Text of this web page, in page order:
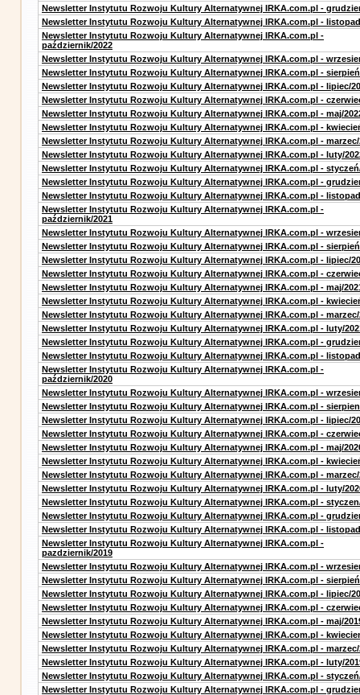
Newsletter Instytutu Rozwoju Kultury Alternatywnej IRKA.com.pl -
Newsletter Instytutu Rozwoju Kultury Alternatywnej IRKA.com.pl -
Newsletter Instytutu Rozwoju Kultury Alternatywnej IRKA.com.pl -
październik/2022
Newsletter Instytutu Rozwoju Kultury Alternatywnej IRKA.com.pl -
Newsletter Instytutu Rozwoju Kultury Alternatywnej IRKA.com.pl -
Newsletter Instytutu Rozwoju Kultury Alternatywnej IRKA.com.pl - lipiec/
Newsletter Instytutu Rozwoju Kultury Alternatywnej IRKA.com.pl -
Newsletter Instytutu Rozwoju Kultury Alternatywnej IRKA.com.pl - maj/
Newsletter Instytutu Rozwoju Kultury Alternatywnej IRKA.com.pl -
Newsletter Instytutu Rozwoju Kultury Alternatywnej IRKA.com.pl - marzec/
Newsletter Instytutu Rozwoju Kultury Alternatywnej IRKA.com.pl - luty/
Newsletter Instytutu Rozwoju Kultury Alternatywnej IRKA.com.pl -
Newsletter Instytutu Rozwoju Kultury Alternatywnej IRKA.com.pl -
Newsletter Instytutu Rozwoju Kultury Alternatywnej IRKA.com.pl -
Newsletter Instytutu Rozwoju Kultury Alternatywnej IRKA.com.pl -
październik/2021
Newsletter Instytutu Rozwoju Kultury Alternatywnej IRKA.com.pl -
Newsletter Instytutu Rozwoju Kultury Alternatywnej IRKA.com.pl -
Newsletter Instytutu Rozwoju Kultury Alternatywnej IRKA.com.pl - lipiec/
Newsletter Instytutu Rozwoju Kultury Alternatywnej IRKA.com.pl -
Newsletter Instytutu Rozwoju Kultury Alternatywnej IRKA.com.pl - maj/
Newsletter Instytutu Rozwoju Kultury Alternatywnej IRKA.com.pl -
Newsletter Instytutu Rozwoju Kultury Alternatywnej IRKA.com.pl - marzec/
Newsletter Instytutu Rozwoju Kultury Alternatywnej IRKA.com.pl - luty/
Newsletter Instytutu Rozwoju Kultury Alternatywnej IRKA.com.pl -
Newsletter Instytutu Rozwoju Kultury Alternatywnej IRKA.com.pl -
Newsletter Instytutu Rozwoju Kultury Alternatywnej IRKA.com.pl -
październik/2020
Newsletter Instytutu Rozwoju Kultury Alternatywnej IRKA.com.pl -
Newsletter Instytutu Rozwoju Kultury Alternatywnej IRKA.com.pl -
Newsletter Instytutu Rozwoju Kultury Alternatywnej IRKA.com.pl - lipiec/
Newsletter Instytutu Rozwoju Kultury Alternatywnej IRKA.com.pl -
Newsletter Instytutu Rozwoju Kultury Alternatywnej IRKA.com.pl - maj/
Newsletter Instytutu Rozwoju Kultury Alternatywnej IRKA.com.pl -
Newsletter Instytutu Rozwoju Kultury Alternatywnej IRKA.com.pl - marzec/
Newsletter Instytutu Rozwoju Kultury Alternatywnej IRKA.com.pl - luty/
Newsletter Instytutu Rozwoju Kultury Alternatywnej IRKA.com.pl -
Newsletter Instytutu Rozwoju Kultury Alternatywnej IRKA.com.pl -
Newsletter Instytutu Rozwoju Kultury Alternatywnej IRKA.com.pl -
Newsletter Instytutu Rozwoju Kultury Alternatywnej IRKA.com.pl -
pazdziernik/2019
Newsletter Instytutu Rozwoju Kultury Alternatywnej IRKA.com.pl -
Newsletter Instytutu Rozwoju Kultury Alternatywnej IRKA.com.pl -
Newsletter Instytutu Rozwoju Kultury Alternatywnej IRKA.com.pl - lipiec/
Newsletter Instytutu Rozwoju Kultury Alternatywnej IRKA.com.pl -
Newsletter Instytutu Rozwoju Kultury Alternatywnej IRKA.com.pl - maj/
Newsletter Instytutu Rozwoju Kultury Alternatywnej IRKA.com.pl -
Newsletter Instytutu Rozwoju Kultury Alternatywnej IRKA.com.pl - marzec/
Newsletter Instytutu Rozwoju Kultury Alternatywnej IRKA.com.pl - luty/
Newsletter Instytutu Rozwoju Kultury Alternatywnej IRKA.com.pl -
Newsletter Instytutu Rozwoju Kultury Alternatywnej IRKA.com.pl -